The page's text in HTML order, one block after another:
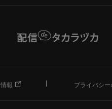
報 プライバシ